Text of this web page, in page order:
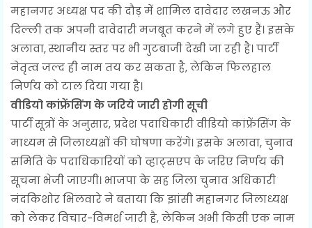
महानगर अध्यक्ष पद की दौड़ में शामिल दावेदार लखनऊ और
दिल्ली तक अपनी दावेदारी मजबूत करने में लगे हुए हैं। इसके
अलावा, स्थानीय स्तर पर भी गुटबाजी देखी जा रही है। पार्टी
नेतृत्व जल्द ही नाम तय कर सकता है, लेकिन फिलहाल
निर्णय को टाल दिया गया है।
वीडियो कांफ्रेंसिंग के जरिये जारी होगी सूची
पार्टी सूत्रों के अनुसार, प्रदेश पदाधिकारी वीडियो कांफ्रेंसिंग के
माध्यम से जिलाध्यक्षों की घोषणा करेंगे। इसके अलावा, चुनाव
समिति के पदाधिकारियों को व्हाट्सएप के जरिए निर्णय की
सूचना भेजी जाएगी। भाजपा के सह जिला चुनाव अधिकारी
नंदकिशोर भिलवारे ने बताया कि झांसी महानगर जिलाध्यक्ष
को लेकर विचार-विमर्श जारी है, लेकिन अभी किसी एक नाम